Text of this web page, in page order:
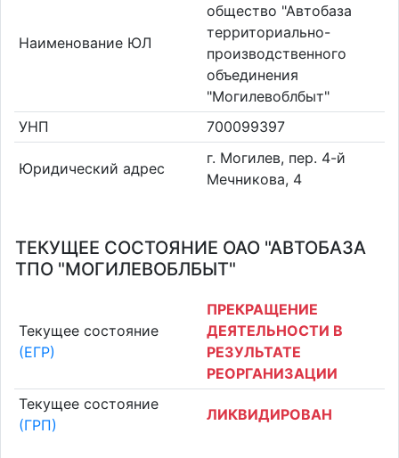
Наименование ЮЛ
общество "Автобаза
территориально-
производственного
объединения
"Могилевоблбыт"
УНП
700099397
Юридический адрес
г. Могилев, пер. 4-й
Мечникова, 4
ТЕКУЩЕЕ СОСТОЯНИЕ ОАО "АВТОБАЗА
ТПО "МОГИЛЕВОБЛБЫТ"
Текущее состояние
(ЕГР)
ПРЕКРАЩЕНИЕ
ДЕЯТЕЛЬНОСТИ В
РЕЗУЛЬТАТЕ
РЕОРГАНИЗАЦИИ
Текущее состояние
(ГРП)
ЛИКВИДИРОВАН